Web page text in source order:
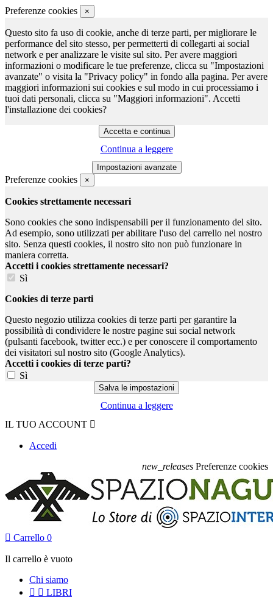
Preferenze cookies ×
Questo sito fa uso di cookie, anche di terze parti, per migliorare le
performance del sito stesso, per permetterti di collegarti ai social
network e per analizzare le visite sul sito. Per avere maggiori
informazioni o modificare le tue preferenze, clicca su "Impostazioni
avanzate" o visita la "Privacy policy" in fondo alla pagina. Per avere
maggiori informazioni sui cookies e sul modo in cui processiamo i
tuoi dati personali, clicca su "Maggiori informazioni". Accetti
l'installazione dei cookies?
Continua a leggere
Preferenze cookies ×
Cookies strettamente necessari
Sono cookies che sono indispensabili per il funzionamento del sito.
Ad esempio, sono utilizzati per abilitare l'uso del carrello nel nostro
sito. Senza questi cookies, il nostro sito non può funzionare in
maniera corretta.
Accetti i cookies strettamente necessari?
Sì
Cookies di terze parti
Questo negozio utilizza cookies di terze parti per garantire la
possibilità di condividere le nostre pagine sui social network
(pulsanti facebook, twitter ecc.) e per conoscere il comportamento
dei visitatori sul nostro sito (Google Analytics).
Accetti i cookies di terze parti?
Sì
Continua a leggere
IL TUO ACCOUNT 
Accedi
new_releases Preferenze cookies
 Carrello 0
Il carrello è vuoto
Chi siamo
  LIBRI